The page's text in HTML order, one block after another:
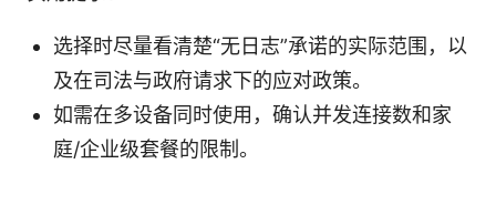
选择时尽量看清楚“无日志”承诺的实际范围，以
及在司法与政府请求下的应对政策。
如需在多设备同时使用，确认并发连接数和家
庭/企业级套餐的限制。